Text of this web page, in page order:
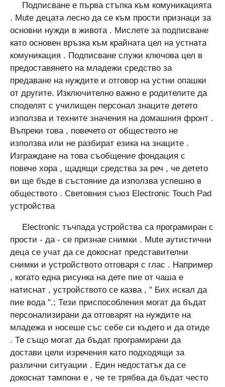
Подписване е първа стъпка към комуникацията
. Mute децата лесно да се към прости признаци за
основни нужди в живота . Мислете за подписване
като основен връзка към крайната цел на устната
комуникация . Подписване служи ключова цел в
предоставянето на младежи средство за
предаване на нуждите и отговор на устни опашки
от другите. Изключително важно е родителите да
споделят с училищен персонал знаците детето
използва и техните значения на домашния фронт .
Въпреки това , повечето от обществото не
използва или не разбират езика на знаците .
Изграждане на това съобщение фондация с
повече хора , щадящи средства за реч , че детето
ви ще бъде в състояние да използва успешно в
обществото . Световния съюз Electronic Touch Pad
устройства
Electronic тъчпада устройства са програмиран с
прости - да - се признае снимки . Mute аутистични
деца се учат да се докоснат представителни
снимки и устройството отговаря с глас . Например
, когато една рисунка на дете пие от чаша е
натиснат , устройството се казва , " Бих искал да
пие вода ".; Тези приспособления могат да бъдат
персонализирани да отговарят на нуждите на
младежа и носеше със себе си където и да отиде
. Те също могат да бъдат програмирани да
достави цели изречения като подходящи за
различни ситуации . Един недостатък да се
докоснат тампони е , че те трябва да бъдат често